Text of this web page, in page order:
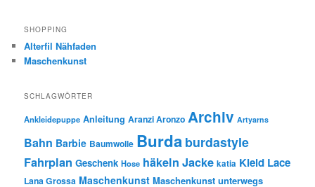
SHOPPING
Alterfil Nähfaden
Maschenkunst
SCHLAGWÖRTER
Ankleidepuppe Anleitung Aranzi Aronzo Archiv Artyarns
Bahn Barbie Baumwolle Burda burdastyle
Fahrplan Geschenk Hose häkeln Jacke katia Kleid Lace
Lana Grossa Maschenkunst Maschenkunst unterwegs